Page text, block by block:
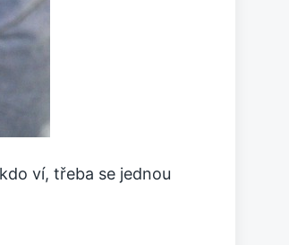
ví, třeba se jednou